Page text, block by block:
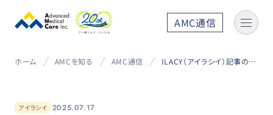
AMC通信
ホーム AMCを知る AMC通信 ILACY（アイラシイ）記事の紹介／がん闘病中に起業して気づいた「おしゃれは心のビタミン」
アイラシイ 2025.07.17